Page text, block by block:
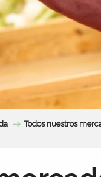
Todos nuestros